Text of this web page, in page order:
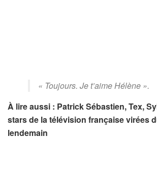
« Toujours. Je t’aime Hélène ».
À lire aussi : Patrick Sébastien, Tex,
stars de la télévision française virées
lendemain